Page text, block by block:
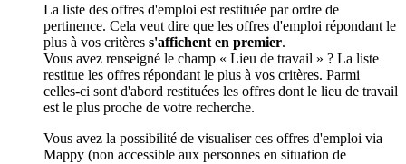
La liste des offres d'emploi est restituée par ordre de
pertinence. Cela veut dire que les offres d'emploi répondant le
plus à vos critères s'affichent en premier.
Vous avez renseigné le champ « Lieu de travail » ? La liste
restitue les offres répondant le plus à vos critères. Parmi
celles-ci sont d'abord restituées les offres dont le lieu de travail
est le plus proche de votre recherche.
Vous avez la possibilité de visualiser ces offres d'emploi via
Mappy (non accessible aux personnes en situation de